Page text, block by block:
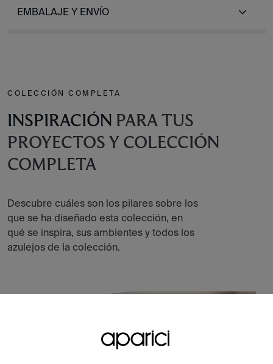
EMBALAJE Y ENVÍO
COLECCIÓN COMPLETA
INSPIRACIÓN PARA TUS
PROYECTOS Y COLECCIÓN
COMPLETA
Descubre cuáles son los pilares sobre los
que se ha diseñado esta colección, en
qué se inspira, sus ambientes y todos los
azulejos de la colección.